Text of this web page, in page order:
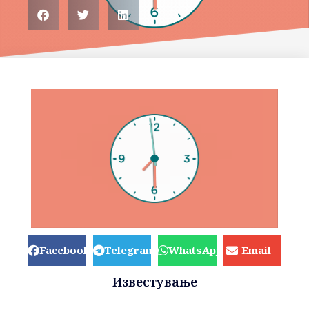
Facebook Telegram WhatsApp Email
Известување